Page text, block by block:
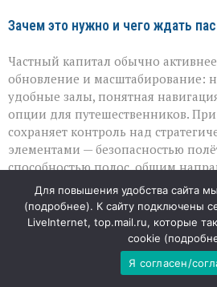
Зачем это нужно и чего ждать
Частный капитал обычно
обновление и масштабирование:
удобные залы, понятная
опции для путешественников. При
сохраняет контроль над
элементами — безопасностью
способностью полос, общим
итоге пассажиры могут
среду без потери устойчивости и
Авиационные специалисты
Для повышения удобства сайта
(подробнее). К сайту подключены
LiveInternet, top.mail.ru, которые
cookie (
Я согласен/